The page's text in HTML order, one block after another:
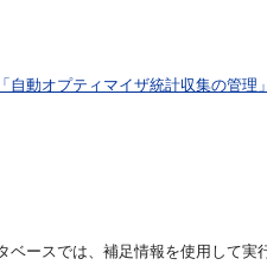
「自動オプティマイザ統計収集の管理」
ースでは、補足情報を使用して実